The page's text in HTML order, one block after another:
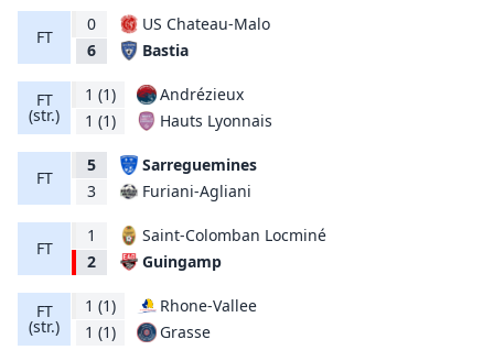
FT
0
6
US Chateau-Malo
Bastia
FT
(str.)
1 (1)
1 (1)
Andrézieux
Hauts Lyonnais
FT
5
3
Sarreguemines
Furiani-Agliani
FT
1
2
Saint-Colomban Locminé
Guingamp
FT
(str.)
1 (1)
1 (1)
Rhone-Vallee
Grasse